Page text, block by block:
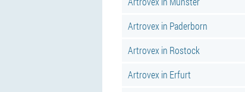
Artrovex in Paderborn
Artrovex in Rostock
Artrovex in Erfurt